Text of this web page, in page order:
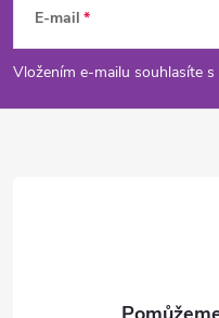
p
a
E-mail
Vložením e-mailu souhlasíte s